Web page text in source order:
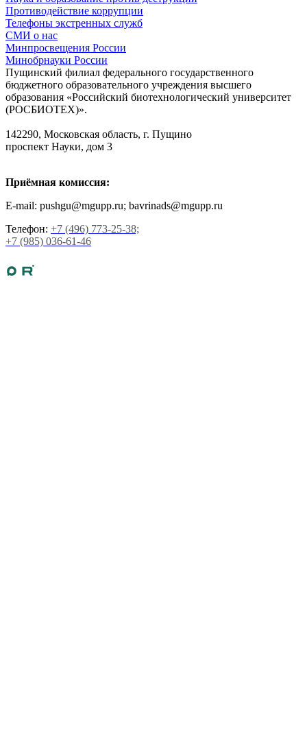
Противодействие коррупции
Телефоны экстренных служб
СМИ о нас
Минпросвещения России
Минобрнауки России
Пущинский филиал федерального государственного
бюджетного образовательного учреждения высшего
образования «Российский биотехнологический университет
(РОСБИОТЕХ)».
142290, Московская область, г. Пущино
проспект Науки, дом 3
Приёмная комиссия:
E-mail: pushgu@mgupp.ru; bavrinads@mgupp.ru
Телефон: +7 (496) 773-25-38;
+7 (985) 036-61-46